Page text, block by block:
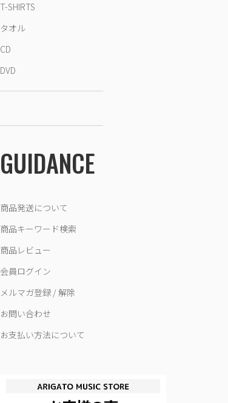
T-SHIRTS
タオル
CD
DVD
GUIDANCE
商品発送について
商品キーワード検索
商品レビュー
会員ログイン
メルマガ登録 / 解除
お問い合わせ
お支払い方法について